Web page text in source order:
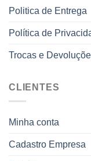
Politica de Entrega
Política de
Trocas e
CLIENTES
Minha conta
Cadastro Empresa